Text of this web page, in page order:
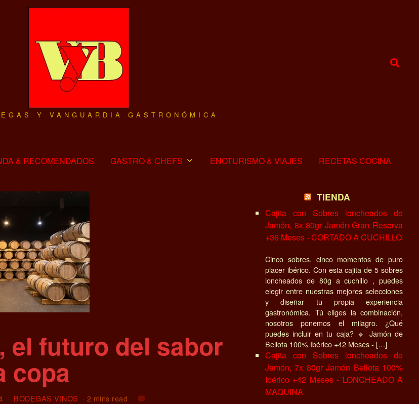
Y VANGUARDIA GASTRONÓMICA
& RECOMENDADOS GASTRO & CHEFS ENOTURISMO & VIAJES RECETAS COCINA
el futuro del sabor
copa
BODEGAS VINOS 2 mins read
TIENDA
Cajita con Sobres loncheados de
Jamón, 8x 80gr Jamón Gran Reserva
+36 Meses - CORTADO A CUCHILLO
Cinco sobres, cinco momentos de puro
placer ibérico. Con esta cajita de 5 sobres
loncheados de 80g a cuchillo , puedes
elegir entre nuestras mejores selecciones
y diseñar tu propia experiencia
gastronómica. Tú eliges la combinación,
nosotros ponemos el milagro. ¿Qué
puedes incluir en tu caja? 🔹 Jamón de
Bellota 100% Ibérico +42 Meses - […]
Cajita con Sobres loncheados de
Jamón, 7x 80gr Jamón Bellota 100%
Ibérico +42 Meses - LONCHEADO A
MAQUINA